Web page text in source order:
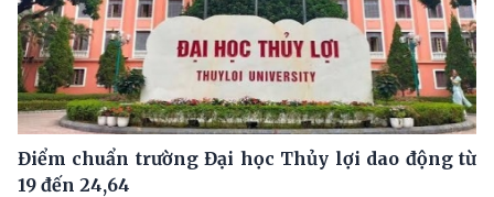
Điểm chuẩn trường Đại học Thủy lợi dao động từ
19 đến 24,64